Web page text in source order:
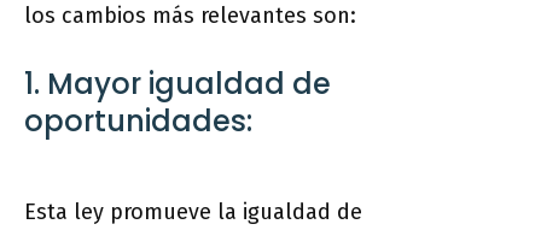
los cambios más relevantes son:
1. Mayor igualdad de
oportunidades:
Esta ley promueve la igualdad de